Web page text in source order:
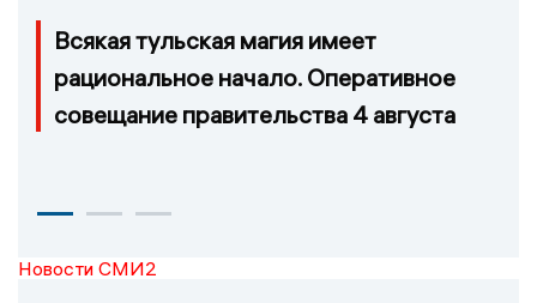
Всякая тульская магия имеет
рациональное начало. Оперативное
совещание правительства 4 августа
Новости СМИ2